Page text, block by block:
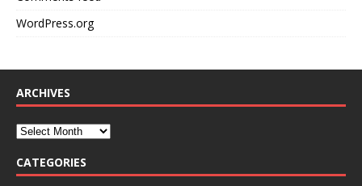
WordPress.org
ARCHIVES
CATEGORIES